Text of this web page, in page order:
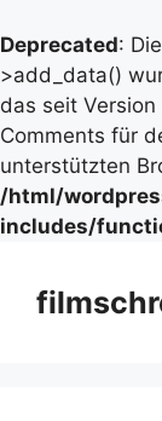
Deprecated:
>add_data()
das seit Version
Comments für
unterstützten
/html/
includes/
Inhalt
springen